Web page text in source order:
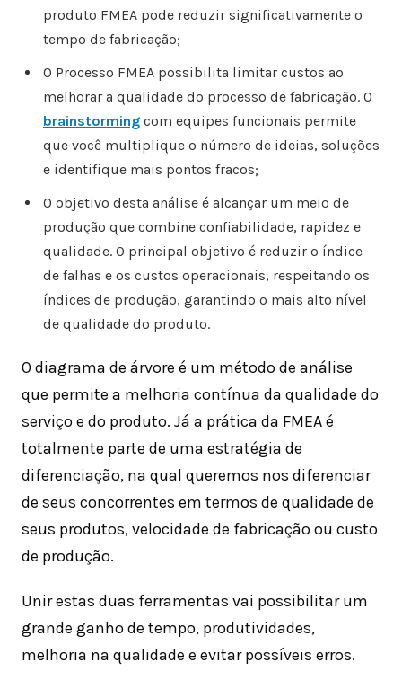
produto FMEA pode reduzir significativamente o
tempo de fabricação;
O Processo FMEA possibilita limitar custos ao
melhorar a qualidade do processo de fabricação. O
brainstormingcom equipes funcionais permite
que você multiplique o número de ideias, soluções
e identifique mais pontos fracos;
O objetivo desta análise é alcançar um meio de
produção que combine confiabilidade, rapidez e
qualidade. O principal objetivo é reduzir o índice
de falhas e os custos operacionais, respeitando os
índices de produção, garantindo o mais alto nível
de qualidade do produto.
O diagrama de árvore é um método de análise
que permite a melhoria contínua da qualidade do
serviço e do produto. Já a prática da FMEA é
totalmente parte de uma estratégia de
diferenciação, na qual queremos nos diferenciar
de seus concorrentes em termos de qualidade de
seus produtos, velocidade de fabricação ou custo
de produção.
Unir estas duas ferramentas vai possibilitar um
grande ganho de tempo, produtividades,
melhoria na qualidade e evitar possíveis erros.